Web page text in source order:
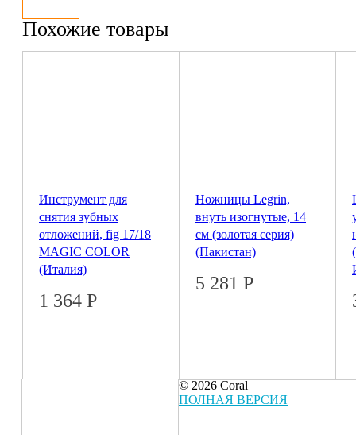
Похожие товары
Инструмент для
снятия зубных
отложений, fig 17/18
MAGIC COLOR
(Италия)
1 364 Р
Ножницы Legrin,
внуть изогнутые, 14
см (золотая серия)
(Пакистан)
5 281 Р
© 2026 Coral
ПОЛНАЯ ВЕРСИЯ